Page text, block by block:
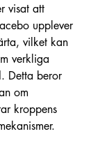
visat att
upplever
vilket kan
verkliga
Detta beror
om
kroppens